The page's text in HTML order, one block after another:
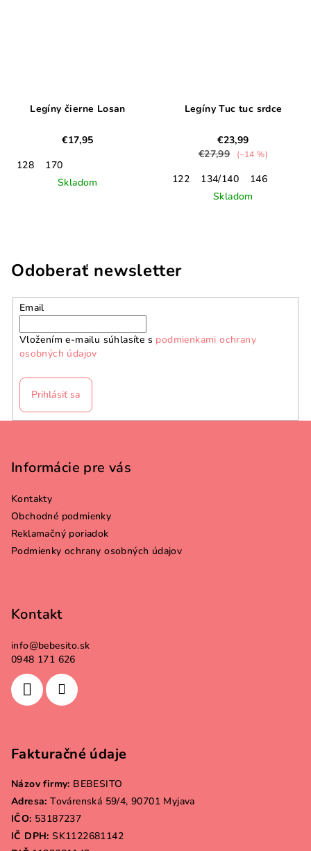
Legíny čierne Losan
€17,95
128
170
Skladom
Legíny Tuc tuc srdce
€23,99
€27,99
(–14 %)
122 134/140
146
Skladom
Odoberať newsletter
Email
Vložením e-mailu súhlasíte s podmienkami ochrany
osobných údajov
Prihlásiť sa
Informácie pre vás
Kontakty
Obchodné podmienky
Reklamačný poriadok
Podmienky ochrany osobných údajov
Kontakt
info@bebesito.sk
0948 171 626
Fakturačné údaje
Názov firmy: BEBESITO
Adresa: Továrenská 59/4, 90701 Myjava
IČO: 53187237
IČ DPH: SK1122681142